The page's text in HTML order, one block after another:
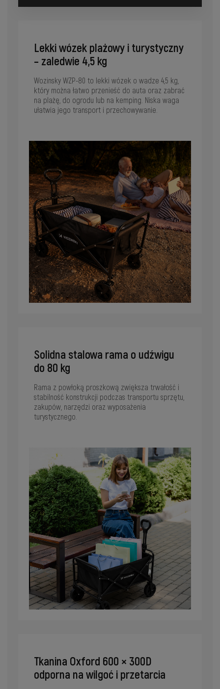
Lekki wózek plażowy i turystyczny
– zaledwie 4,5 kg
Wozinsky WZP-80 to lekki wózek o wadze 4,5 kg,
który można łatwo przenieść do auta oraz zabrać
na plażę, do ogrodu lub na kemping. Niska waga
ułatwia jego transport i przechowywanie.
Solidna stalowa rama o udźwigu
do 80 kg
Rama z powłoką proszkową zwiększa trwałość i
stabilność konstrukcji podczas transportu sprzętu,
zakupów, narzędzi oraz wyposażenia
turystycznego.
Tkanina Oxford 600 × 300D
odporna na wilgoć i przetarcia